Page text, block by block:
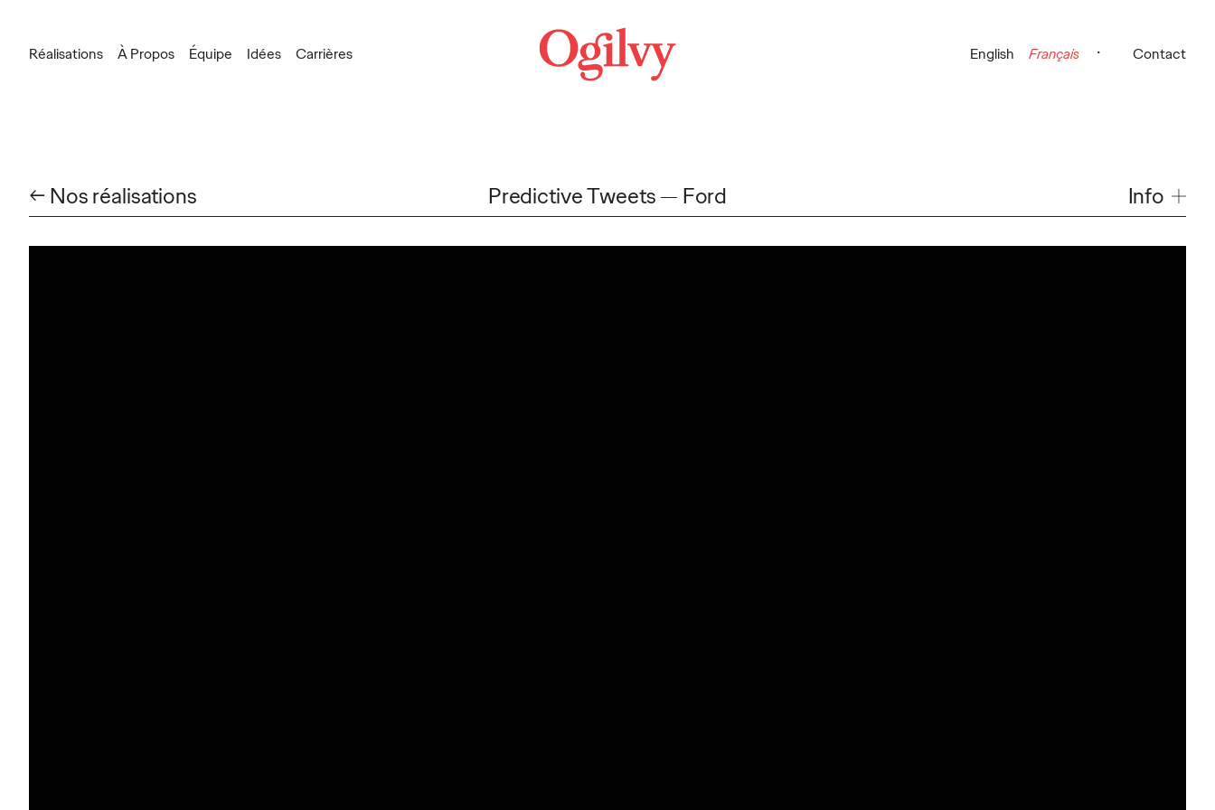
Réalisations À Propos Équipe Idées Carrières Contact
English Français
Predictive Tweets Ford
← Nos réalisations Info